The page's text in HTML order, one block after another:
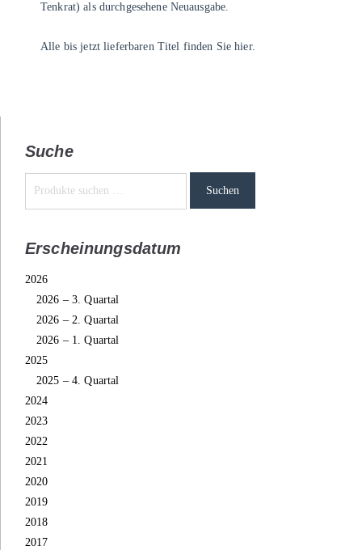
Tenkrat) als durchgesehene Neuausgabe.
Alle bis jetzt lieferbaren Titel finden Siehier.
Suche
Suchen
Erscheinungsdatum
2026
2026 – 3. Quartal
2026 – 2. Quartal
2026 – 1. Quartal
2025
2025 – 4. Quartal
2024
2023
2022
2021
2020
2019
2018
2017